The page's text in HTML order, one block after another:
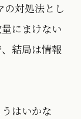
の対処法とし
にまけない
結局は情報
はいかな